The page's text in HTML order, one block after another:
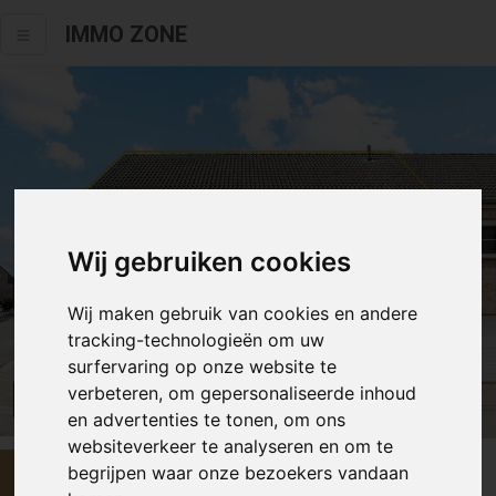
Wij gebruiken cookies
Wij maken gebruik van cookies en andere
tracking-technologieën om uw
surfervaring op onze website te
verbeteren, om gepersonaliseerde inhoud
en advertenties te tonen, om ons
websiteverkeer te analyseren en om te
begrijpen waar onze bezoekers vandaan
IMMO ZONE
Alle fotos
€ 470 000